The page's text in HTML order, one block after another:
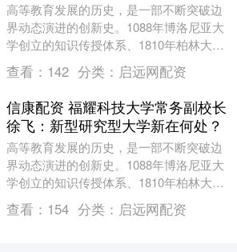
高等教育发展的历史，是一部不断突破边
界动态演进的创新史。1088年博洛尼亚大
学创立的知识传授体系、1810年柏林大学
确立的科研使命、1904年威斯康辛提出的
社会....
查看： 142 分类： 启远网配资
信康配资 福耀科技大学常务副校长
徐飞：新型研究型大学新在何处？
高等教育发展的历史，是一部不断突破边
界动态演进的创新史。1088年博洛尼亚大
学创立的知识传授体系、1810年柏林大学
确立的科研使命、1904年威斯康辛提出的
社会....
查看： 154 分类： 启远网配资